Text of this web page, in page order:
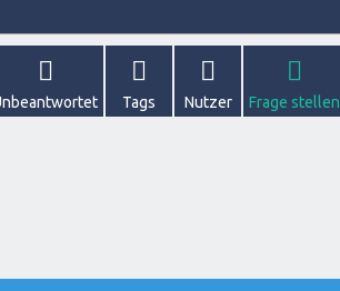
Tags Nutzer Frage stellen